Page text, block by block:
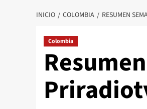
INICIO COLOMBIA RESUMEN
Colombia